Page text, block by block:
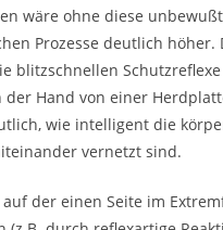
wäre ohne diese
Prozesse deutlich höher.
blitzschnellen Schutzreflexe
der Hand von einer
wie intelligent die
vernetzt sind.
der einen Seite im